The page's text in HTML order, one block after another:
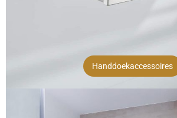
Handdoekaccessoires